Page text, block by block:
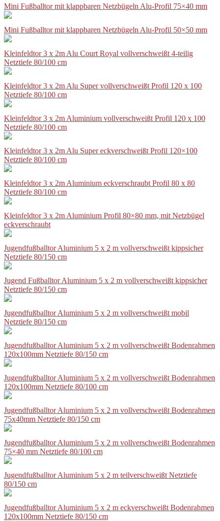
Mini Fußballtor mit klappbaren Netzbügeln Alu-Profil 75×40 mm
Mini Fußballtor mit klappbaren Netzbügeln Alu-Profil 50×50 mm
Kleinfeldtor 3 x 2m Alu Court Royal vollverschweißt 4-teilig
Netztiefe 80/100 cm
Kleinfeldtor 3 x 2m Alu Super vollverschweißt Profil 120 x 100
Netztiefe 80/100 cm
Kleinfeldtor 3 x 2m Aluminium vollverschweißt Profil 120 x 100
Netztiefe 80/100 cm
Kleinfeldtor 3 x 2m Alu Super eckverschweißt Profil 120×100
Netztiefe 80/100 cm
Kleinfeldtor 3 x 2m Aluminium eckverschraubt Profil 80 x 80
Netztiefe 80/100 cm
Kleinfeldtor 3 x 2m Aluminium Profil 80×80 mm, mit Netzbügel
eckverschraubt
Jugendfußballtor Aluminium 5 x 2 m vollverschweißt kippsicher
Netztiefe 80/150 cm
Jugend Fußballtor Aluminium 5 x 2 m vollverschweißt kippsicher
Netztiefe 80/150 cm
Jugendfußballtor Aluminium 5 x 2 m vollverschweißt mobil
Netztiefe 80/150 cm
Jugendfußballtor Aluminium 5 x 2 m vollverschweißt Bodenrahmen
120x100mm Netztiefe 80/150 cm
Jugendfußballtor Aluminium 5 x 2 m vollverschweißt Bodenrahmen
120x100mm Netztiefe 80/100 cm
Jugendfußballtor Aluminium 5 x 2 m vollverschweißt Bodenrahmen
75x40mm Netztiefe 80/150 cm
Jugendfußballtor Aluminium 5 x 2 m vollverschweißt Bodenrahmen
75×40 mm Netztiefe 80/100 cm
Jugendfußballtor Aluminium 5 x 2 m teilverschweißt Netztiefe
80/150 cm
Jugendfußballtor Aluminium 5 x 2 m eckverschweißt Bodenrahmen
120x100mm Netztiefe 80/150 cm